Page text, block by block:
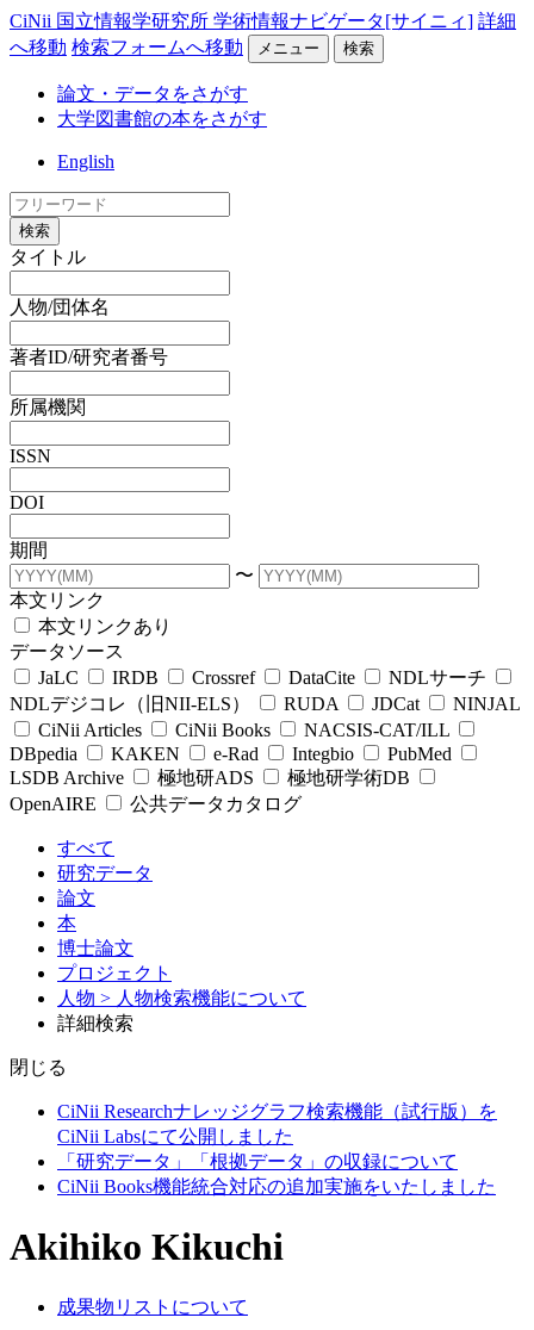
CiNii 国立情報学研究所 学術情報ナビゲータ[サイニィ] 詳細
へ移動 検索フォームへ移動 メニュー 検索
論文・データをさがす
大学図書館の本をさがす
English
検索
タイトル
人物/団体名
著者ID/研究者番号
所属機関
ISSN
DOI
期間
〜
本文リンク
本文リンクあり
データソース
JaLC
IRDB Crossref DataCite
NDLサーチ
NDLデジコレ（旧NII-ELS）
RUDA JDCat
NINJAL
CiNii Articles
CiNii Books
NACSIS-CAT/ILL
DBpedia
KAKEN e-Rad Integbio
PubMed
LSDB Archive
極地研ADS
極地研学術DB
OpenAIRE
公共データカタログ
すべて
研究データ
論文
本
博士論文
プロジェクト
人物 > 人物検索機能について
詳細検索
閉じる
CiNii Researchナレッジグラフ検索機能（試行版）を
CiNii Labsにて公開しました
「研究データ」「根拠データ」の収録について
CiNii Books機能統合対応の追加実施をいたしました
Akihiko Kikuchi
成果物リストについて